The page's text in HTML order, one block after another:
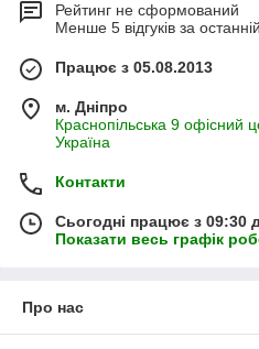
Рейтинг не сформований
Менше 5 відгуків за
Працює з 05.08.2013
м. Дніпро
Краснопільська 9 офісний
Україна
Контакти
Сьогодні працює з 09:30
Показати весь графік
Про нас